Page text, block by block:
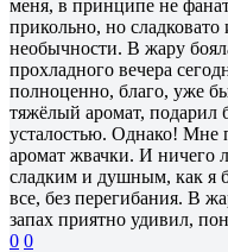
меня, в принципе не
прикольно, но
необычности. В жару
прохладного вечера
полноценно, благо, уже
тяжёлый аромат,
усталостью. Однако! Мне
аромат жвачки. И ничего
сладким и душным, как я
все, без перегибания. В
запах приятно удивил,
0 0